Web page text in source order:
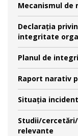
Mecanismul de
Declaraţia
integritate
Planul de
Raport narativ
Situația
Studii/
relevante